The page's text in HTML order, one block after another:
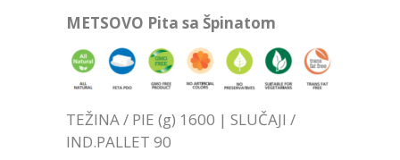
METSOVO Pita sa Špinatom
TEŽINA / PIE (g) 1600 | SLUČAJI /
IND.PALLET 90